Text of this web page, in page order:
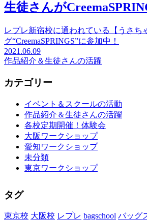
生徒さんが
レプレ新宿校に通われている【うさち
グ“CreemaSPRINGS”に参加中！
2021.06.09
作品紹介＆生徒さんの活躍
カテゴリー
イベント＆スクールの活動
作品紹介＆生徒さんの活躍
各校定期開催！体験会
大阪ワークショップ
愛知ワークショップ
未分類
東京ワークショップ
タグ
東京校 大阪校 レプレ bagschool バッグ